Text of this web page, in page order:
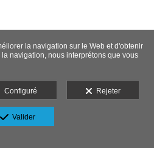
la navigation sur le Web et d'obtenir
navigation, nous interprétons que vous
Configuré Rejeter
Valider